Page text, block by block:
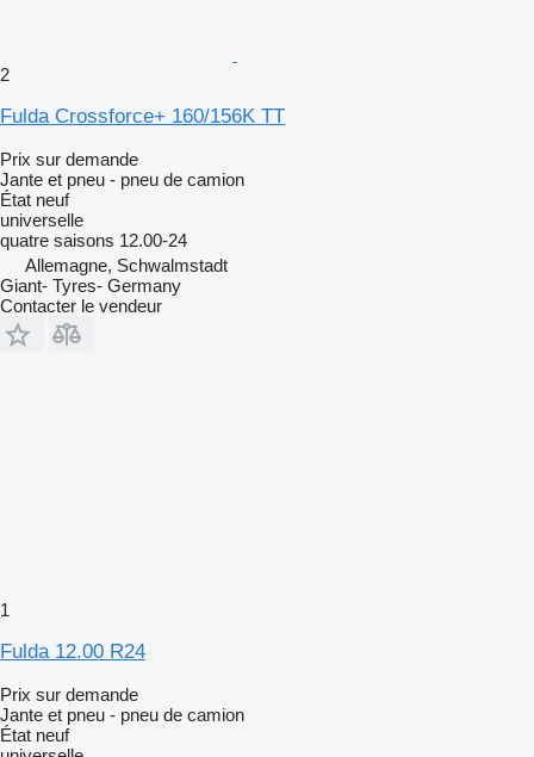
2
Fulda Crossforce+ 160/156K TT
Prix sur demande
Jante et pneu - pneu de camion
État neuf
universelle
quatre saisons 12.00-24
Allemagne, Schwalmstadt
Giant- Tyres- Germany
Contacter le vendeur
1
Fulda 12.00 R24
Prix sur demande
Jante et pneu - pneu de camion
État neuf